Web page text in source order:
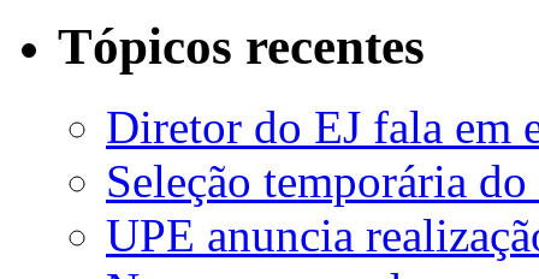
Tópicos recentes
Diretor do EJ fala em
Seleção temporária
UPE anuncia